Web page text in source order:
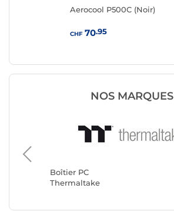
Aerocool P500C (Noir)
CHF70.95
NOS MARQUES
Boîtier PC
Thermaltake